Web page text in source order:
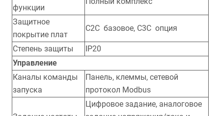
функции
Защитное
покрытие плат
С2С базовое, С3С опция
Степень защиты
IP20
Управление
Каналы команды
запуска
Панель, клеммы, сетевой
протокол Modbus
Цифровое задание, аналоговое